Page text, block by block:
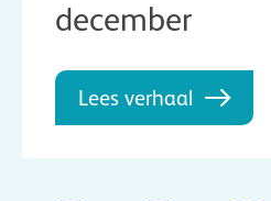
december
Lees verhaal